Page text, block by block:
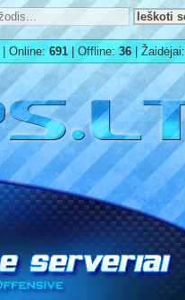
| Online: 691 | Offline: 36 | Žaidėjai: